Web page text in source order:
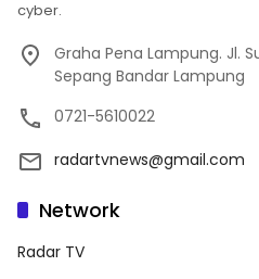
cyber.
Graha Pena Lampung. Jl.
Sepang Bandar Lampung
0721-5610022
radartvnews@gmail.com
Network
Radar TV